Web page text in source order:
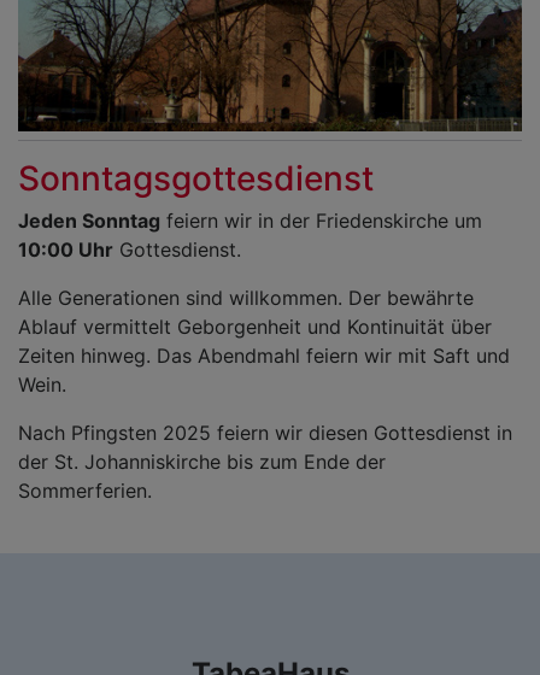
Sonntagsgottesdienst
Jeden Sonntag feiern wir in der Friedenskirche um
10:00 Uhr Gottesdienst.
Alle Generationen sind willkommen. Der bewährte
Ablauf vermittelt Geborgenheit und Kontinuität über
Zeiten hinweg. Das Abendmahl feiern wir mit Saft und
Wein.
Nach Pfingsten 2025 feiern wir diesen Gottesdienst in
der St. Johanniskirche bis zum Ende der
Sommerferien.